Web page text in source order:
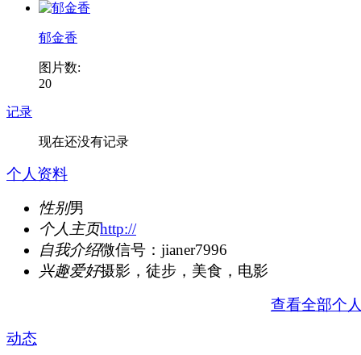
郁金香
图片数:
20
记录
现在还没有记录
个人资料
性别男
个人主页http://
自我介绍微信号：jianer7996
兴趣爱好摄影，徒步，美食，电影
查看全部个
动态